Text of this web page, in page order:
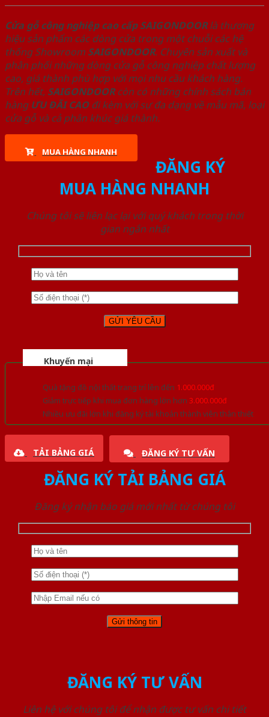
Cửa gỗ công nghiệp cao cấp SAIGONDOORlà thương
hiệu sản phẩm các dòng cửa trong một chuỗi các hệ
thống Showroom SAIGONDOOR. Chuyên sản xuất và
phân phối những dòng cửa gỗ công nghiệp chất lượng
cao, giá thành phù hợp với mọi nhu cầu khách hàng.
Trên hết, SAIGONDOORcòn có những chính sách bán
hàng ƯU ĐÃI CAOđi kèm với sự đa dạng về mẫu mã, loại
cửa gỗ và cả phân khúc giá thành.
MUA HÀNG NHANH
ĐĂNG KÝ
MUA HÀNG NHANH
Chúng tôi sẽ liên lạc lại với quý khách trong thời
gian ngắn nhất
Khuyến mại
Quà tặng đồ nội thất trang trí lên đến 1.000.000đ
Giảm trực tiếp khi mua đơn hàng lớn hơn 3.000.000đ
Nhiều ưu đãi lớn khi đăng ký tài khoản thành viên thân thiết
TẢI BẢNG GIÁ ĐĂNG KÝ TƯ VẤN
ĐĂNG KÝ TẢI BẢNG GIÁ
Đăng ký nhận báo giá mới nhất từ chúng tôi
ĐĂNG KÝ TƯ VẤN
Liên hệ với chúng tôi để nhận được tư vấn chi tiết